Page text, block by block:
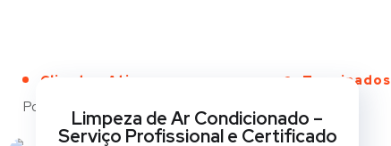
Clientes Ativos Terminados
Portfólio
Limpeza de Ar Condicionado –
Serviço Profissional e Certificado